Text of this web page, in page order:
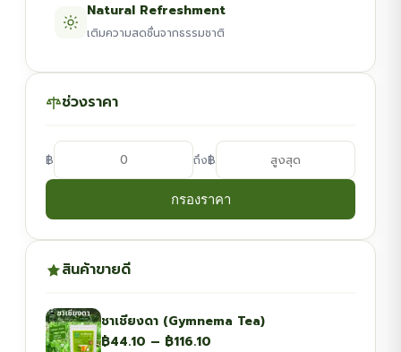
Natural Refreshment
เติมความสดชื่นจากธรรมชาติ
ช่วงราคา
฿ ถึง฿
กรองราคา
สินค้าขายดี
ชาเชียงดา (Gymnema Tea)
฿44.10 – ฿116.10